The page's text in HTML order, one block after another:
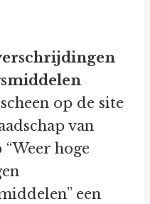
op de site
van
hoge
een